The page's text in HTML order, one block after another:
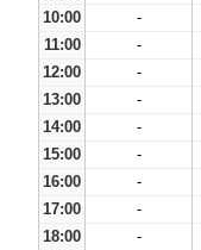
10:00
-
11:00
-
12:00
-
13:00
-
14:00
-
15:00
-
16:00
-
17:00
-
18:00
-